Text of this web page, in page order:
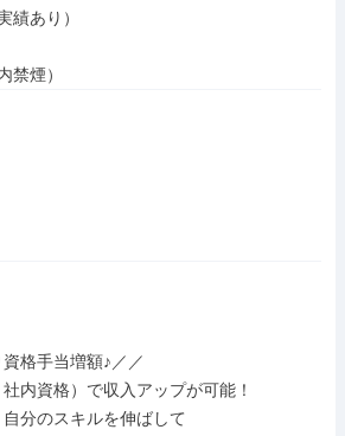
績あり）
禁煙）
格手当増額♪／／
内資格）で収入アップが可能！
分のスキルを伸ばして